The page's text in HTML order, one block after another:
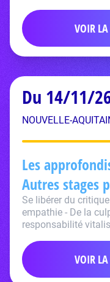
VOIR
Du 14/11/
NOUVELLE-
Les
Autres stages
Se libérer du
empathie - De la
responsabilité
VOIR